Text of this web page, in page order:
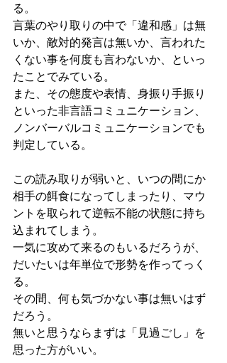
る。
言葉のやり取りの中で「違和感」は無
いか、敵対的発言は無いか、言われた
くない事を何度も言わないか、といっ
たことでみている。
また、その態度や表情、身振り手振り
といった非言語コミュニケーション、
ノンバーバルコミュニケーションでも
判定している。
この読み取りが弱いと、いつの間にか
相手の餌食になってしまったり、マウ
ントを取られて逆転不能の状態に持ち
込まれてしまう。
一気に攻めて来るのもいるだろうが、
だいたいは年単位で形勢を作ってっく
る。
その間、何も気づかない事は無いはず
だろう。
無いと思うならまずは「見過ごし」を
思った方がいい。